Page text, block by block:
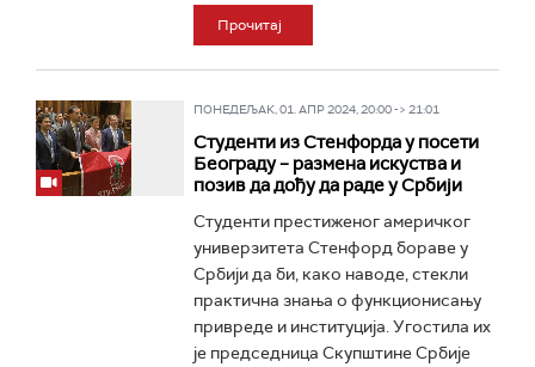
Прочитај
ПОНЕДЕЉАК, 01. АПР 2024, 20:00 -> 21:01
Студенти из Стенфорда у посети
Београду – размена искуства и
позив да дођу да раде у Србији
Студенти престиженог америчког
универзитета Стенфорд бораве у
Србији да би, како наводе, стекли
практична знања о функционисању
привреде и институција. Угостила их
је председница Скупштине Србије